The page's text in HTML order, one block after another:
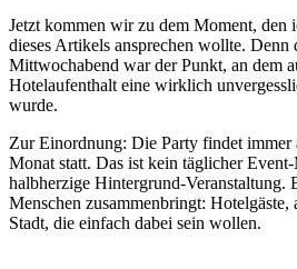
Jetzt kommen wir zu dem Moment, den
dieses Artikels ansprechen wollte.
Mittwochabend war der Punkt, an dem
Hotelaufenthalt eine wirklich
wurde.
Zur Einordnung: Die Party findet
Monat statt. Das ist kein täglicher
halbherzige Hintergrund-Veranstaltung.
Menschen zusammenbringt: Hotelgäste,
Stadt, die einfach dabei sein wollen.